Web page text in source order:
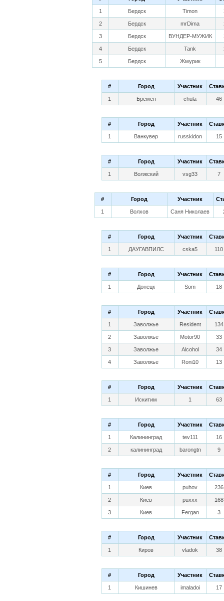
1 Бердск Timon
2 Бердск mrDima
3 Бердск ВУНДЕР-МУЖИК
4 Бердск Tank
5 Бердск Жмурик
# Город Участник
1 Бремен chula 46
# Город Участник
1 Ванкувер russkidon 15
# Город Участник
1 Волжский vsg33 7
# Город Участник
1 Волхов Саня Николаев
# Город Участник
1 ДАУГАВПИЛС cska5 110
# Город Участник
1 Донецк Som 18
# Город Участник
1 Заволжье Resident 134
2 Заволжье Motor90 33
3 Заволжье Alcohol 34
4 Заволжье Roni10 13
# Город Участник
1 Искитим 1 63
# Город Участник
1 Калининград tev111 16
2 калининград barongtn 9
# Город Участник
1 Киев puhov 236
2 Киев puxxx 168
3 Киев Fergan 3
# Город Участник
1 Киров vladok 38
# Город Участник
1 Кишинев imaladoi 17